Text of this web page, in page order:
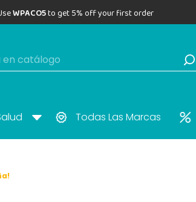
WPACO5to get 5% off your first order
Todas Las Marcas